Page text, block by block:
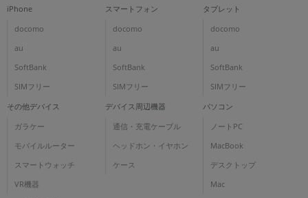
iPhone
docomo
au
SoftBank
SIMフリー
スマートフォン
docomo
au
SoftBank
SIMフリー
タブレット
docomo
au
SoftBank
SIMフリー
その他デバイス
ガラケー
モバイルルーター
スマートウォッチ
VR機器
デバイス周辺機器
通信・充電ケーブル
ヘッドホン・イヤホン
ケース
パソコン
ノートPC
MacBook
デスクトップ
Mac